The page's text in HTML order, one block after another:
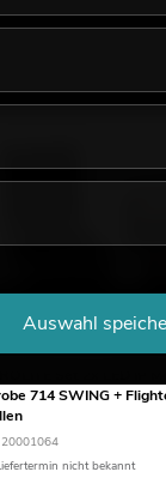
714 SWING +
20001064
nicht bekannt
Auswahl